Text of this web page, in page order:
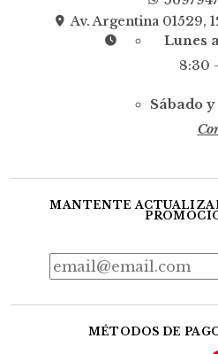
Av. Argentina 01529,
Lunes
8:30
Sábado
MANTENTE
MÉTODOS DE